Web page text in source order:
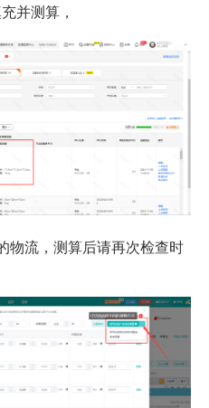
并测算，
物流，测算后请再次检查时